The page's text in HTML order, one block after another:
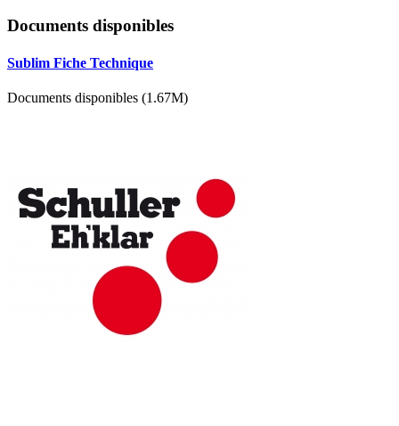
Documents disponibles
Sublim Fiche Technique
Documents disponibles (1.67M)